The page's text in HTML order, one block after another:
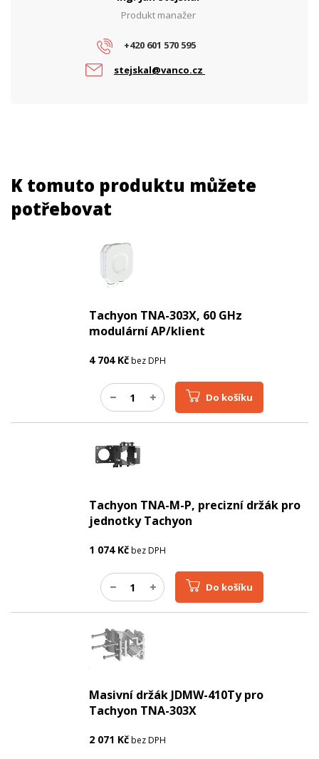
Produkt manažer
+420 601 570 595
stejskal@vanco.cz
K tomuto produktu můžete
potřebovat
Tachyon TNA-303X, 60 GHz
modulární AP/klient
4 704Kčbez DPH
Do košíku
Tachyon TNA-M-P, precizní držák pro
jednotky Tachyon
1 074Kčbez DPH
Do košíku
Masivní držák JDMW-410Ty pro
Tachyon TNA-303X
2 071 Kčbez DPH